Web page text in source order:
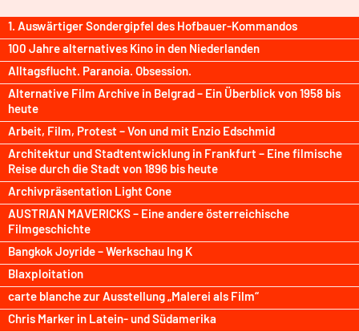
1. Auswärtiger Sondergipfel des Hofbauer-Kommandos
100 Jahre alternatives Kino in den Niederlanden
Alltagsflucht. Paranoia. Obsession.
Alternative Film Archive in Belgrad – Ein Überblick von 1958 bis
heute
Arbeit, Film, Protest – Von und mit Enzio Edschmid
Architektur und Stadtentwicklung in Frankfurt – Eine filmische
Reise durch die Stadt von 1896 bis heute
Archivpräsentation Light Cone
AUSTRIAN MAVERICKS – Eine andere österreichische
Filmgeschichte
Bangkok Joyride – Werkschau Ing K
Blaxploitation
carte blanche zur Ausstellung „Malerei als Film“
Chris Marker in Latein- und Südamerika